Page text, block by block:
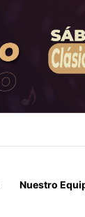
DE ARICA
Nuestro